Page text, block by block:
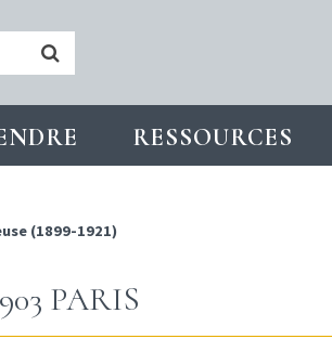
RESSOURCES
(1899-1921)
PARIS